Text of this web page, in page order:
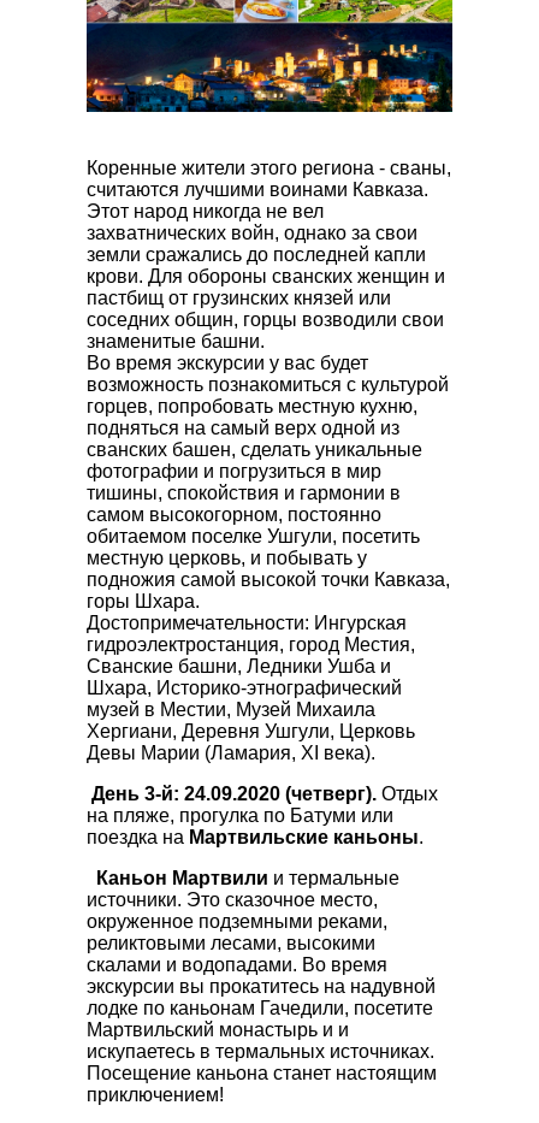
Коренные жители этого региона - сваны,
считаются лучшими воинами Кавказа.
Этот народ никогда не вел
захватнических войн, однако за свои
земли сражались до последней капли
крови. Для обороны сванских женщин и
пастбищ от грузинских князей или
соседних общин, горцы возводили свои
знаменитые башни.
Во время экскурсии у вас будет
возможность познакомиться с культурой
горцев, попробовать местную кухню,
подняться на самый верх одной из
сванских башен, сделать уникальные
фотографии и погрузиться в мир
тишины, спокойствия и гармонии в
самом высокогорном, постоянно
обитаемом поселке Ушгули, посетить
местную церковь, и побывать у
подножия самой высокой точки Кавказа,
горы Шхара.
Достопримечательности: Ингурская
гидроэлектростанция, город Местия,
Сванские башни, Ледники Ушба и
Шхара, Историко-этнографический
музей в Местии, Музей Михаила
Хергиани, Деревня Ушгули, Церковь
Девы Марии (Ламария, XI века).
День 3-й: 24.09.2020 (четверг). Отдых
на пляже, прогулка по Батуми или
поездка на Мартвильские каньоны.
Каньон Мартвили и термальные
источники. Это сказочное место,
окруженное подземными реками,
реликтовыми лесами, высокими
скалами и водопадами. Во время
экскурсии вы прокатитесь на надувной
лодке по каньонам Гачедили, посетите
Мартвильский монастырь и и
искупаетесь в термальных источниках.
Посещение каньона станет настоящим
приключением!